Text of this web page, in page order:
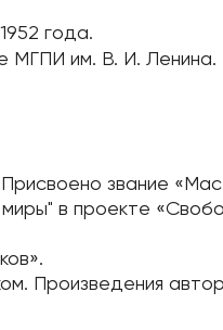
года.
МГПИ им. В. И. Ленина.
звание
в проекте
Произведения